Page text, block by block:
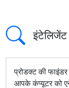
इंटेलिजेंट
प्रोडक्ट की
आपके कंप्यूटर को